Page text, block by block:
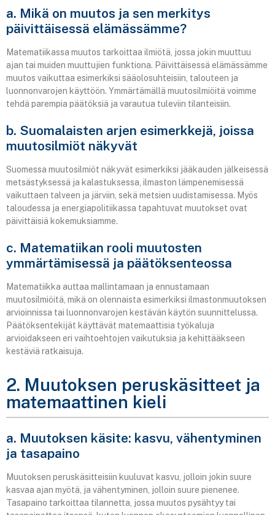
a. Mikä on muutos ja sen merkitys
päivittäisessä elämässämme?
Matematiikassa muutos tarkoittaa ilmiötä, jossa jokin muuttuu
ajan tai muiden muuttujien funktiona. Päivittäisessä elämässämme
muutos vaikuttaa esimerkiksi sääolosuhteisiin, talouteen ja
luonnonvarojen käyttöön. Ymmärtämällä muutosilmiöitä voimme
tehdä parempia päätöksiä ja varautua tuleviin tilanteisiin.
b. Suomalaisten arjen esimerkkejä, joissa
muutosilmiöt näkyvät
Suomessa muutosilmiöt näkyvät esimerkiksi jääkauden jälkeisessä
metsästyksessä ja kalastuksessa, ilmaston lämpenemisessä
vaikuttaen talveen ja järviin, sekä metsien uudistamisessa. Myös
taloudessa ja energiapolitiikassa tapahtuvat muutokset ovat
päivittäisiä kokemuksiamme.
c. Matematiikan rooli muutosten
ymmärtämisessä ja päätöksenteossa
Matematiikka auttaa mallintamaan ja ennustamaan
muutosilmiöitä, mikä on olennaista esimerkiksi ilmastonmuutoksen
arvioinnissa tai luonnonvarojen kestävän käytön suunnittelussa.
Päätöksentekijät käyttävät matemaattisia työkaluja
arvioidakseen eri vaihtoehtojen vaikutuksia ja kehittääkseen
kestäviä ratkaisuja.
2. Muutoksen peruskäsitteet ja
matemaattinen kieli
a. Muutoksen käsite: kasvu, vähentyminen
ja tasapaino
Muutoksen peruskäsitteisiin kuuluvat kasvu, jolloin jokin suure
kasvaa ajan myötä, ja vähentyminen, jolloin suure pienenee.
Tasapaino tarkoittaa tilannetta, jossa muutos pysähtyy tai